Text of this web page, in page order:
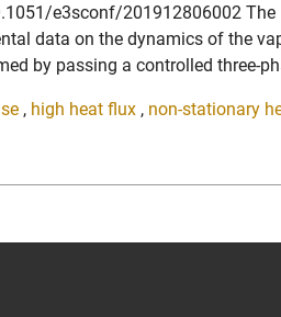
e3sconf/201912806002 The
data on the dynamics of the
by passing a controlled three-
, high heat flux , non-stationary